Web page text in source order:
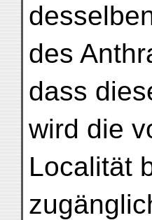
des
dass
wird die
Localität